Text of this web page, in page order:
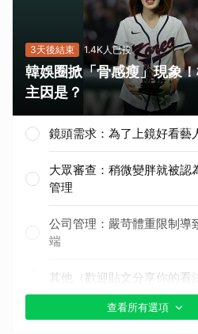
3天後結束 1.4K人已投
韓娛圈掀「骨感瘦」現象
主因是？
鏡頭需求：為了上鏡好看藝
大眾審查：稍微變胖就被認
管理
公司管理：嚴苛體重限制導
端
其他（歡迎貼文分享你的看
查看所有選項